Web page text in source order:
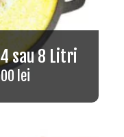
sau 8 Litri
lei